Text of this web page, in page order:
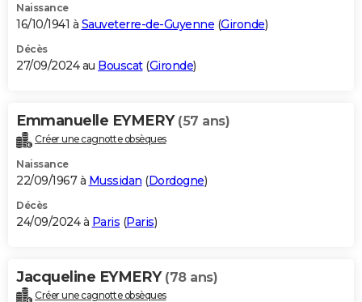
Naissance
16/10/1941 à Sauveterre-de-Guyenne (Gironde)
Décès
27/09/2024 au Bouscat(Gironde)
Emmanuelle EYMERY (57 ans)
Créer une cagnotte obsèques
Naissance
22/09/1967 à Mussidan (Dordogne)
Décès
24/09/2024 à Paris (Paris)
Jacqueline EYMERY (78 ans)
Créer une cagnotte obsèques